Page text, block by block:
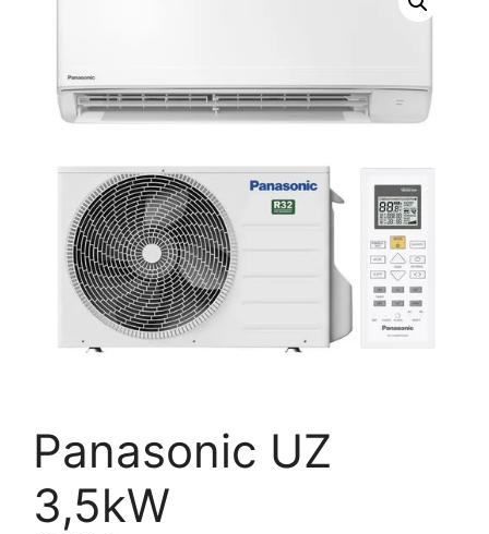
Panasonic UZ
3,5kW